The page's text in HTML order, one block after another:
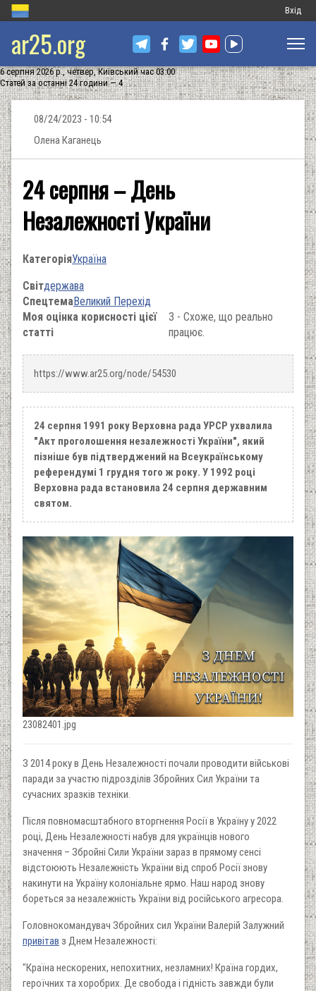
Меню
запису
Вхід
ar25.org
6 серпня 2026 р., четвер, Київський час 03:00
Статей за останні 24 години — 4
08/24/2023 - 10:54
Олена Каганець
24 серпня – День
Незалежності України
КатегоріяУкраїна
Світдержава
СпецтемаВеликий Перехід
Моя оцінка корисності цієї
статті
3 - Схоже, що реально
працює.
https://www.ar25.org/node/54530
24 серпня 1991 року Верховна рада УРСР ухвалила
"Акт проголошення незалежності України", який
пізніше був підтверджений на Всеукраїнському
референдумі 1 грудня того ж року. У 1992 році
Верховна рада встановила 24 серпня державним
святом.
23082401.jpg
З 2014 року в День Незалежності почали проводити військові
паради за участю підрозділів Збройних Сил України та
сучасних зразків техніки.
Після повномасштабного вторгнення Росії в Україну у 2022
році, День Незалежності набув для українців нового
значення – Збройні Сили України зараз в прямому сенсі
відстоюють Незалежність України від спроб Росії знову
накинути на Україну колоніальне ярмо. Наш народ знову
бореться за незалежність України від російського агресора.
Головнокомандувач Збройних сил України Валерій Залужний
привітав з Днем Незалежності:
"Країна нескорених, непохитних, незламних! Країна гордих,
героїчних та хоробрих. Де свобода і гідність завжди були